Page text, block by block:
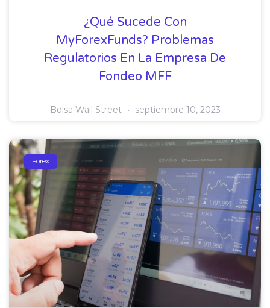
¿Qué Sucede Con
MyForexFunds? Problemas
Regulatorios En La Empresa De
Fondeo MFF
Bolsa Wall Street septiembre 10, 2023
Forex